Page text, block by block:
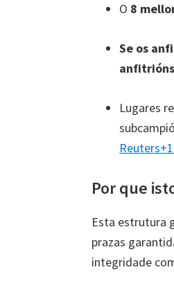
O 8
Se os
Lugares
Reuters
Por que
Esta estrutura
prazas
integridade